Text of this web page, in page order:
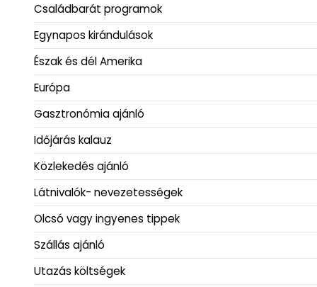
Családbarát programok
Egynapos kirándulások
Észak és dél Amerika
Európa
Gasztronómia ajánló
Időjárás kalauz
Közlekedés ajánló
Látnivalók- nevezetességek
Olcsó vagy ingyenes tippek
Szállás ajánló
Utazás költségek